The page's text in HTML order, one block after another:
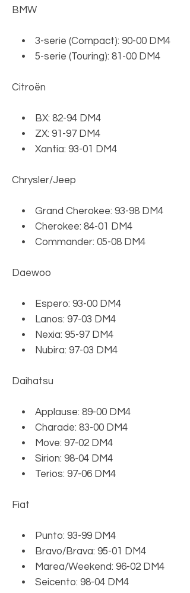
BMW
• 3-serie (Compact): 90-00 DM4
• 5-serie (Touring): 81-00 DM4
Citroën
• BX: 82-94 DM4
• ZX: 91-97 DM4
• Xantia: 93-01 DM4
Chrysler/Jeep
• Grand Cherokee: 93-98 DM4
• Cherokee: 84-01 DM4
• Commander: 05-08 DM4
Daewoo
• Espero: 93-00 DM4
• Lanos: 97-03 DM4
• Nexia: 95-97 DM4
• Nubira: 97-03 DM4
Daihatsu
• Applause: 89-00 DM4
• Charade: 83-00 DM4
• Move: 97-02 DM4
• Sirion: 98-04 DM4
• Terios: 97-06 DM4
Fiat
• Punto: 93-99 DM4
• Bravo/Brava: 95-01 DM4
• Marea/Weekend: 96-02 DM4
• Seicento: 98-04 DM4